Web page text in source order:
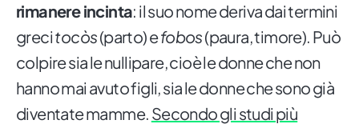
rimanere incinta: il suo nome deriva dai termini
grecitocòs(parto) efobos(paura, timore). Può
colpire sia le nullipare, cioè le donne che non
hanno mai avuto figli, sia le donne che sono già
diventate mamme. Secondo gli studi più